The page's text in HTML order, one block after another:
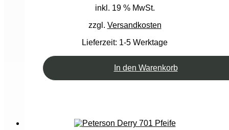
inkl. 19 % MwSt.
zzgl. Versandkosten
Lieferzeit: 1-5 Werktage
In den Warenkorb